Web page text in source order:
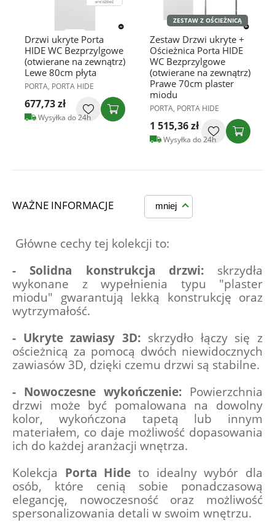
Drzwi ukryte Porta
HIDE WC Bezprzylgowe
(otwierane na zewnątrz)
Lewe 80cm płyta
PORTA, PORTA HIDE
677,73 zł
Wysyłka do 24h
ZESTAW Z OŚCIEŻNICĄ
Zestaw Drzwi ukryte +
Ościeżnica Porta HIDE
WC Bezprzylgowe
(otwierane na zewnątrz)
Prawe 70cm plaster
miodu
PORTA, PORTA HIDE
1 515,36 zł
Wysyłka do 24h
WAŻNE INFORMACJE mniej
Główne cechy tej kolekcji to:
- Solidna konstrukcja drzwi: skrzydła
wykonane z wypełnienia typu "plaster
miodu" gwarantują lekką konstrukcję oraz
wytrzymałość.
- Ukryte zawiasy 3D: skrzydło łączy się z
ościeżnicą za pomocą dwóch niewidocznych
zawiasów 3D, dzięki czemu drzwi są stabilne.
- Nowoczesne wykończenie: Powierzchnia
drzwi może być pomalowana na dowolny
kolor, wykończona tapetą lub innym
materiałem, co daje możliwość dopasowania
ich do każdej aranżacji wnętrza.
Kolekcja Porta Hide to idealny wybór dla
osób, które cenią sobie ponadczasową
elegancję, nowoczesność oraz możliwość
spersonalizowania detali w swoim wnętrzu.